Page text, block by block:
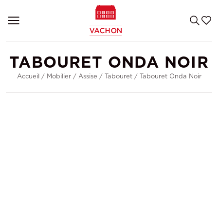
TABOURET ONDA NOIR
Accueil / Mobilier/ Assise / Tabouret/ Tabouret Onda Noir